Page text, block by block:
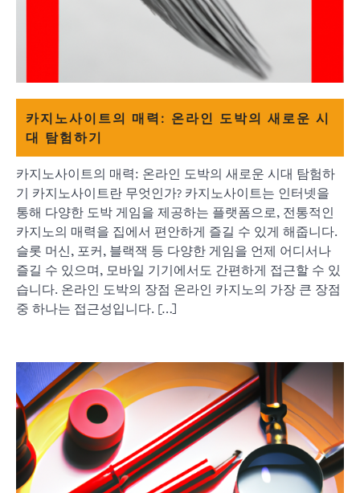
카지노사이트의 매력: 온라인 도박의 새로운 시
대 탐험하기
카지노사이트의 매력: 온라인 도박의 새로운 시대 탐험하
기 카지노사이트란 무엇인가? 카지노사이트는 인터넷을
통해 다양한 도박 게임을 제공하는 플랫폼으로, 전통적인
카지노의 매력을 집에서 편안하게 즐길 수 있게 해줍니다.
슬롯 머신, 포커, 블랙잭 등 다양한 게임을 언제 어디서나
즐길 수 있으며, 모바일 기기에서도 간편하게 접근할 수 있
습니다. 온라인 도박의 장점 온라인 카지노의 가장 큰 장점
중 하나는 접근성입니다. […]